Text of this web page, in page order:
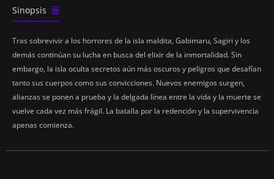
Sinopsis 
Tras sobrevivir a los horrores de la isla maldita, Gabimaru, Sagiri y los
demás continúan su lucha en busca del elixir de la inmortalidad. Sin
embargo, la isla oculta secretos aún más oscuros y peligros que desafían
tanto sus cuerpos como sus convicciones. Nuevos enemigos surgen,
alianzas se ponen a prueba y la delgada línea entre la vida y la muerte se
vuelve cada vez más frágil. La batalla por la redención y la supervivencia
apenas comienza.